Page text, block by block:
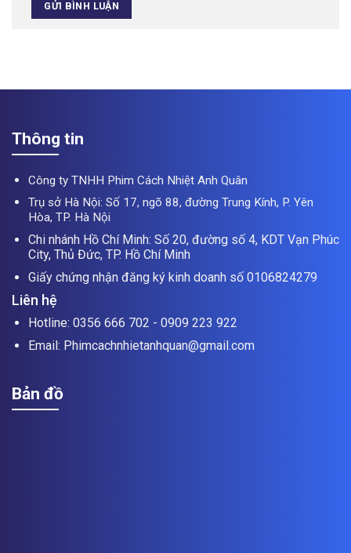
Thông tin
Công ty TNHH Phim Cách Nhiệt Anh Quân
Trụ sở Hà Nội: Số 17, ngõ 88, đường Trung Kính, P. Yên
Hòa, TP. Hà Nội
Chi nhánh Hồ Chí Minh: Số 20, đường số 4, KDT Vạn Phúc
City, Thủ Đức, TP. Hồ Chí Minh
Giấy chứng nhận đăng ký kinh doanh số 0106824279
Liên hệ
Hotline: 0356 666 702 - 0909 223 922
Email: Phimcachnhietanhquan@gmail.com
Bản đồ